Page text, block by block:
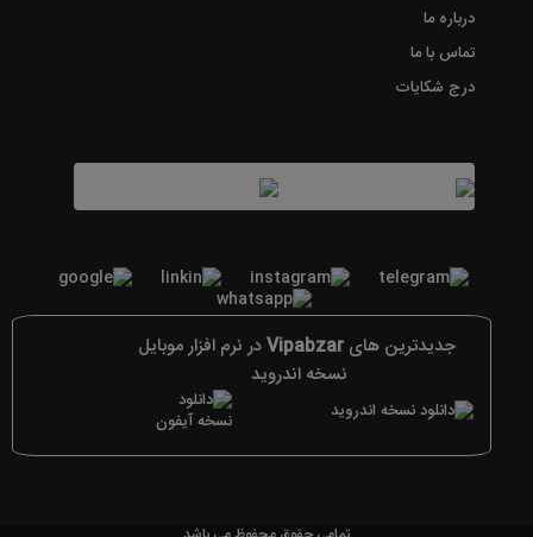
درباره ما
تماس با ما
درج شکایات
جدیدترین هایVipabzarدر نرم افزار موبایل
نسخه اندروید